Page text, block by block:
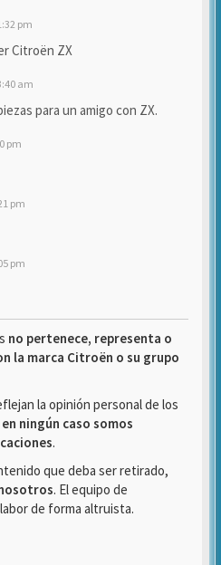
pm
Citroën ZX
am
para un amigo con ZX.
pm
pm
pm
no pertenece, representa o
la marca Citroën o su grupo
la opinión personal de los
en ningún caso somos
.
que deba ser retirado,
. El equipo de
de forma altruista.